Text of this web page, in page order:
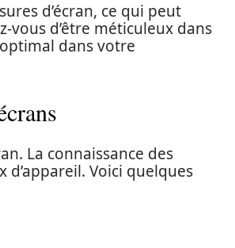
d’écran, ce qui peut
vous d’être méticuleux dans
dans votre
La connaissance des
d’appareil. Voici quelques